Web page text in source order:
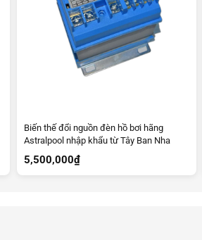
Biến thế đổi nguồn đèn hồ bơi hãng
Astralpool nhập khẩu từ Tây Ban Nha
5,500,000₫